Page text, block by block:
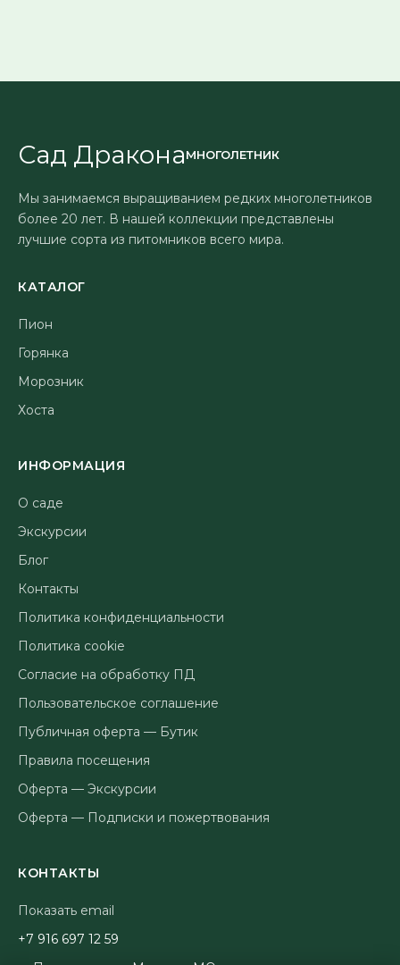
Сад ДраконаМНОГОЛЕТНИК
Мы занимаемся выращиванием редких многолетников
более 20 лет. В нашей коллекции представлены
лучшие сорта из питомников всего мира.
КАТАЛОГ
Пион
Горянка
Морозник
Хоста
ИНФОРМАЦИЯ
О саде
Экскурсии
Блог
Контакты
Политика конфиденциальности
Политика cookie
Согласие на обработку ПД
Пользовательское соглашение
Публичная оферта — Бутик
Правила посещения
Оферта — Экскурсии
Оферта — Подписки и пожертвования
КОНТАКТЫ
Показать email
95 21 796 619 7+